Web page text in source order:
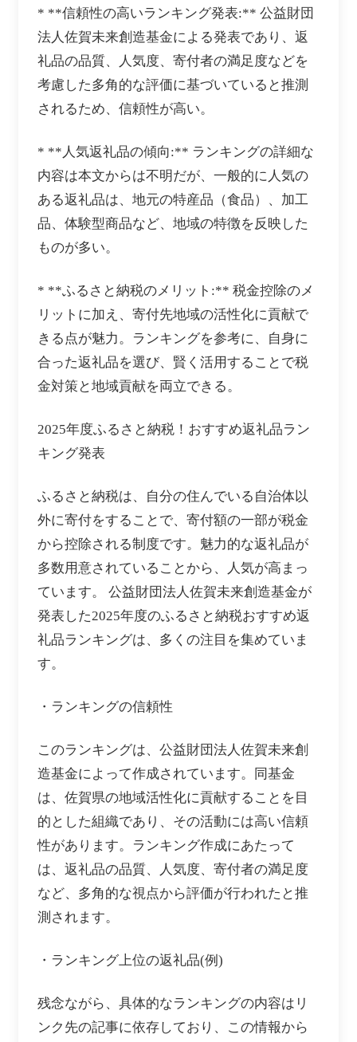
* **信頼性の高いランキング発表:** 公益財団
法人佐賀未来創造基金による発表であり、返
礼品の品質、人気度、寄付者の満足度などを
考慮した多角的な評価に基づいていると推測
されるため、信頼性が高い。
* **人気返礼品の傾向:** ランキングの詳細な
内容は本文からは不明だが、一般的に人気の
ある返礼品は、地元の特産品（食品）、加工
品、体験型商品など、地域の特徴を反映した
ものが多い。
* **ふるさと納税のメリット:** 税金控除のメ
リットに加え、寄付先地域の活性化に貢献で
きる点が魅力。ランキングを参考に、自身に
合った返礼品を選び、賢く活用することで税
金対策と地域貢献を両立できる。
2025年度ふるさと納税！おすすめ返礼品ラン
キング発表
ふるさと納税は、自分の住んでいる自治体以
外に寄付をすることで、寄付額の一部が税金
から控除される制度です。魅力的な返礼品が
多数用意されていることから、人気が高まっ
ています。 公益財団法人佐賀未来創造基金が
発表した2025年度のふるさと納税おすすめ返
礼品ランキングは、多くの注目を集めていま
す。
・ランキングの信頼性
このランキングは、公益財団法人佐賀未来創
造基金によって作成されています。同基金
は、佐賀県の地域活性化に貢献することを目
的とした組織であり、その活動には高い信頼
性があります。ランキング作成にあたって
は、返礼品の品質、人気度、寄付者の満足度
など、多角的な視点から評価が行われたと推
測されます。
・ランキング上位の返礼品(例)
残念ながら、具体的なランキングの内容はリ
ンク先の記事に依存しており、この情報から